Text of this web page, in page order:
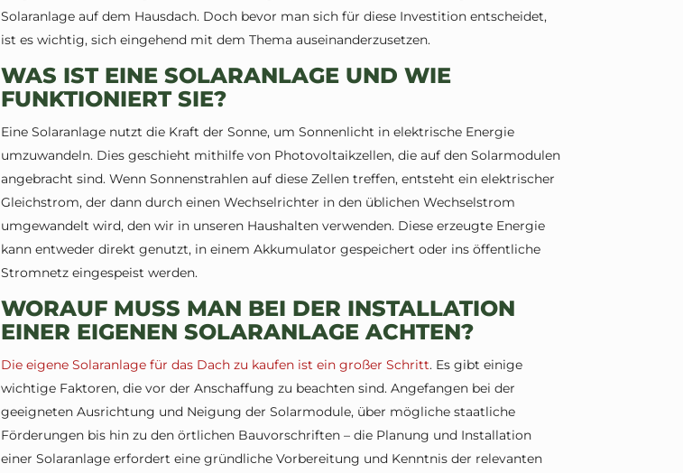
Solaranlage auf dem Hausdach. Doch bevor man sich für diese Investition entscheidet,
ist es wichtig, sich eingehend mit dem Thema auseinanderzusetzen.
WAS IST EINE SOLARANLAGE UND WIE
FUNKTIONIERT SIE?
Eine Solaranlage nutzt die Kraft der Sonne, um Sonnenlicht in elektrische Energie
umzuwandeln. Dies geschieht mithilfe von Photovoltaikzellen, die auf den Solarmodulen
angebracht sind. Wenn Sonnenstrahlen auf diese Zellen treffen, entsteht ein elektrischer
Gleichstrom, der dann durch einen Wechselrichter in den üblichen Wechselstrom
umgewandelt wird, den wir in unseren Haushalten verwenden. Diese erzeugte Energie
kann entweder direkt genutzt, in einem Akkumulator gespeichert oder ins öffentliche
Stromnetz eingespeist werden.
WORAUF MUSS MAN BEI DER INSTALLATION
EINER EIGENEN SOLARANLAGE ACHTEN?
Die eigene Solaranlage für das Dach zu kaufen ist ein großer Schritt. Es gibt einige
wichtige Faktoren, die vor der Anschaffung zu beachten sind. Angefangen bei der
geeigneten Ausrichtung und Neigung der Solarmodule, über mögliche staatliche
Förderungen bis hin zu den örtlichen Bauvorschriften – die Planung und Installation
einer Solaranlage erfordert eine gründliche Vorbereitung und Kenntnis der relevanten